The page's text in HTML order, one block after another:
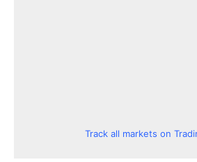
Track all markets on